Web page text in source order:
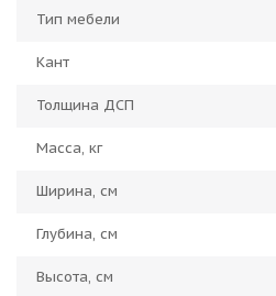
Тип мебели
Кант
Толщина ДСП
Масса, кг
Ширина, см
Глубина, см
Высота, см